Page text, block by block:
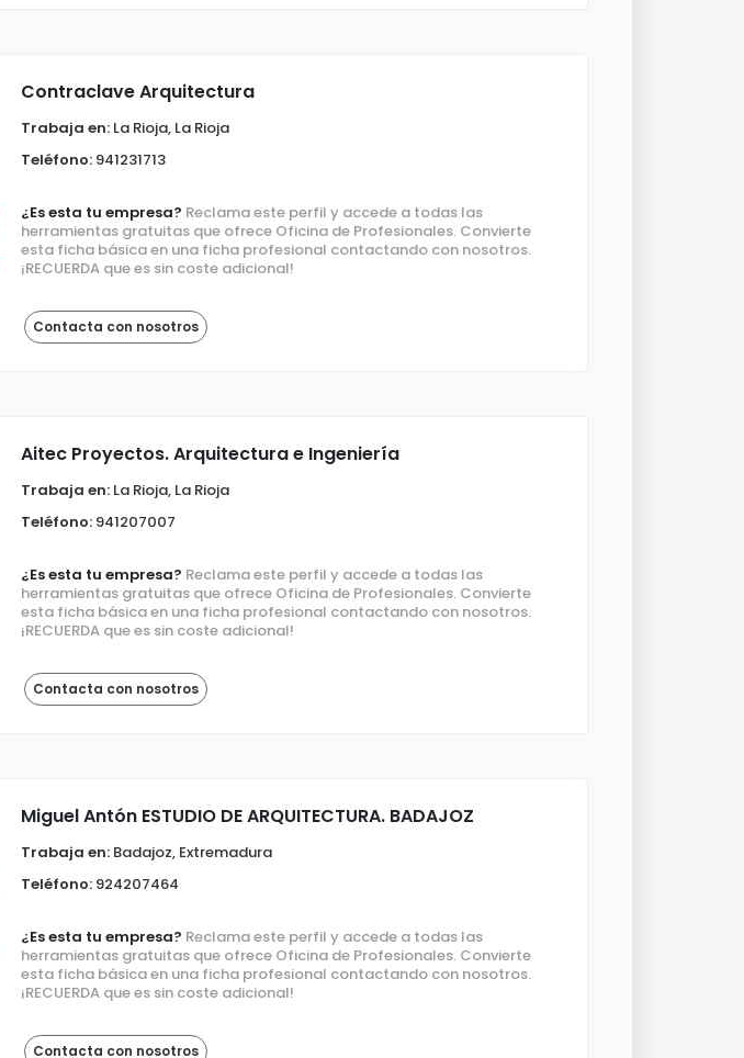
Contraclave Arquitectura
Trabaja en: La Rioja, La Rioja
Teléfono: 941231713
¿Es esta tu empresa? Reclama este perfil y accede a todas las
herramientas gratuitas que ofrece Oficina de Profesionales. Convierte
esta ficha básica en una ficha profesional contactando con nosotros.
¡RECUERDA que es sin coste adicional!
Contacta con nosotros
Aitec Proyectos. Arquitectura e Ingeniería
Trabaja en: La Rioja, La Rioja
Teléfono: 941207007
¿Es esta tu empresa? Reclama este perfil y accede a todas las
herramientas gratuitas que ofrece Oficina de Profesionales. Convierte
esta ficha básica en una ficha profesional contactando con nosotros.
¡RECUERDA que es sin coste adicional!
Contacta con nosotros
Miguel Antón ESTUDIO DE ARQUITECTURA. BADAJOZ
Trabaja en: Badajoz, Extremadura
Teléfono: 924207464
¿Es esta tu empresa? Reclama este perfil y accede a todas las
herramientas gratuitas que ofrece Oficina de Profesionales. Convierte
esta ficha básica en una ficha profesional contactando con nosotros.
¡RECUERDA que es sin coste adicional!
Contacta con nosotros